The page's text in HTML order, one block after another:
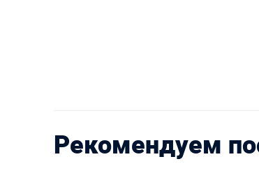
Рекомендуем